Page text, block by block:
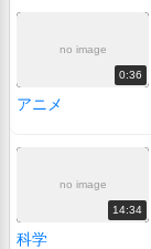
no image
0:36
アニメ
no image
14:34
科学